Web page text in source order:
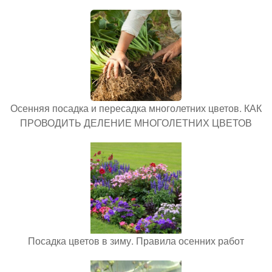
Осенняя посадка и пересадка многолетних цветов. КАК
ПРОВОДИТЬ ДЕЛЕНИЕ МНОГОЛЕТНИХ ЦВЕТОВ
Посадка цветов в зиму. Правила осенних работ